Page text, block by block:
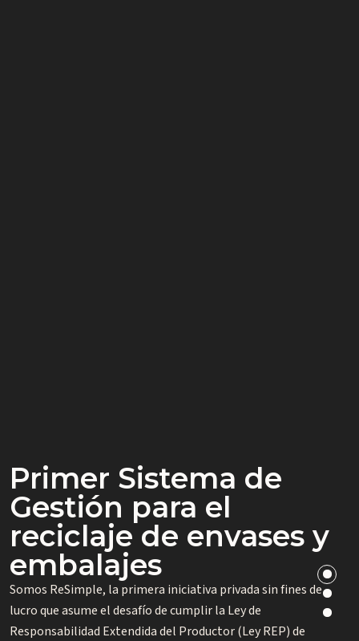
Primer Sistema de
Gestión para el
reciclaje de envases y
embalajes
Somos ReSimple, la primera iniciativa privada sin fines de
lucro que asume el desafío de cumplir la Ley de
Responsabilidad Extendida del Productor (Ley REP) de
Próximas Licitaciones
Si quieres saber más sobre los próximos procesos de licitación
que abriremos en el país para gestores habilitados y aquellos
que estén en el proceso de certificarse, revisa el detalle aquí.
Portal de Ayuda
ReSimple
Si tienes dudas ingresa a nuestro portal para que te podamos
orientar dependiendo de tu relación con ReSimple. ¡Te
esperamos!